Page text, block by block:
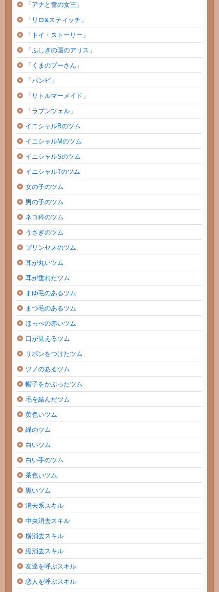
「アナと雪の女王」
「リロ&スティッチ」
「トイ・ストーリー」
「ふしぎの国のアリス」
「くまのプーさん」
「バンビ」
「リトルマーメイド」
「ラプンツェル」
イニシャルBのツム
イニシャルMのツム
イニシャルSのツム
イニシャルTのツム
女の子のツム
男の子のツム
ネコ科のツム
うさぎのツム
プリンセスのツム
耳が丸いツム
耳が垂れたツム
まゆ毛のあるツム
まつ毛のあるツム
ほっぺの赤いツム
口が見えるツム
リボンをつけたツム
ツノのあるツム
帽子をかぶったツム
毛を結んだツム
黄色いツム
緑のツム
白いツム
白い手のツム
茶色いツム
黒いツム
消去系スキル
中央消去スキル
横消去スキル
縦消去スキル
友達を呼ぶスキル
恋人を呼ぶスキル